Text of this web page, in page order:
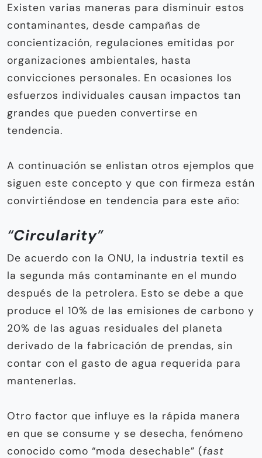
Existen varias maneras para disminuir estos
contaminantes, desde campañas de
concientización, regulaciones emitidas por
organizaciones ambientales, hasta
convicciones personales. En ocasiones los
esfuerzos individuales causan impactos tan
grandes que pueden convertirse en
tendencia.
A continuación se enlistan otros ejemplos que
siguen este concepto y que con firmeza están
convirtiéndose en tendencia para este año:
“Circularity”
De acuerdo con la ONU, la industria textil es
la segunda más contaminante en el mundo
después de la petrolera. Esto se debe a que
produce el 10% de las emisiones de carbono y
20% de las aguas residuales del planeta
derivado de la fabricación de prendas, sin
contar con el gasto de agua requerida para
mantenerlas.
Otro factor que influye es la rápida manera
en que se consume y se desecha, fenómeno
conocido como “moda desechable” (fast